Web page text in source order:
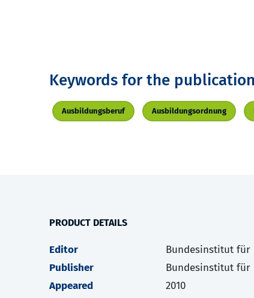
Keywords for the publication
Ausbildungsberuf Ausbildungsordnung
PRODUCT DETAILS
Editor
Bundesinstitut für
Publisher
Bundesinstitut für
Appeared
2010